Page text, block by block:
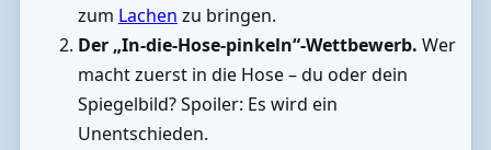
zum Lachen zu bringen.
Der „In-die-Hose-pinkeln“-Wettbewerb. Wer
macht zuerst in die Hose – du oder dein
Spiegelbild? Spoiler: Es wird ein
Unentschieden.